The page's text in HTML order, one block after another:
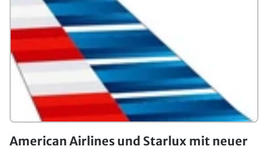
American Airlines und Starlux mit neuer